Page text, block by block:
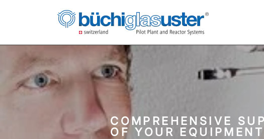
COMPREHENSIVE
OF YOUR